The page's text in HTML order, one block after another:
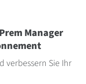
Manager
verbessern Sie Ihr